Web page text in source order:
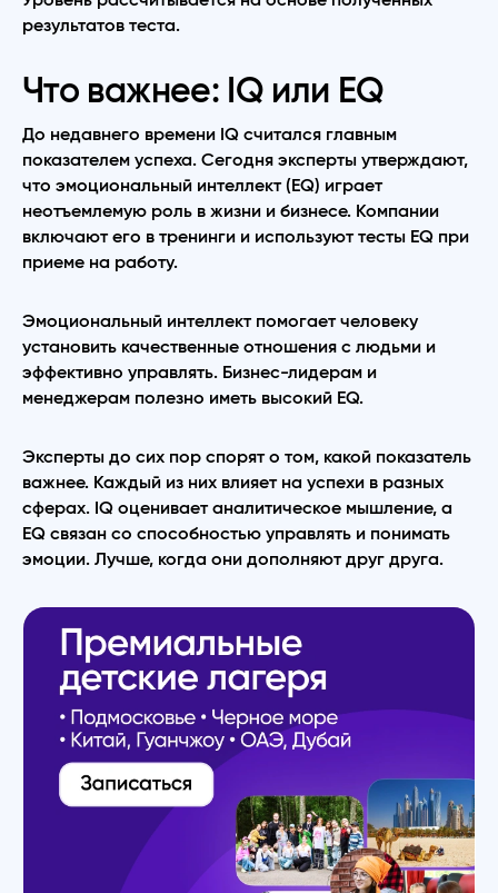
результатов теста.
Что важнее: IQ или EQ
До недавнего времени IQ считался главным
показателем успеха. Сегодня эксперты утверждают,
что эмоциональный интеллект (EQ) играет
неотъемлемую роль в жизни и бизнесе. Компании
включают его в тренинги и используют тесты EQ при
приеме на работу.
Эмоциональный интеллект помогает человеку
установить качественные отношения с людьми и
эффективно управлять. Бизнес-лидерам и
менеджерам полезно иметь высокий EQ.
Эксперты до сих пор спорят о том, какой показатель
важнее. Каждый из них влияет на успехи в разных
сферах. IQ оценивает аналитическое мышление, а
EQ связан со способностью управлять и понимать
эмоции. Лучше, когда они дополняют друг друга.